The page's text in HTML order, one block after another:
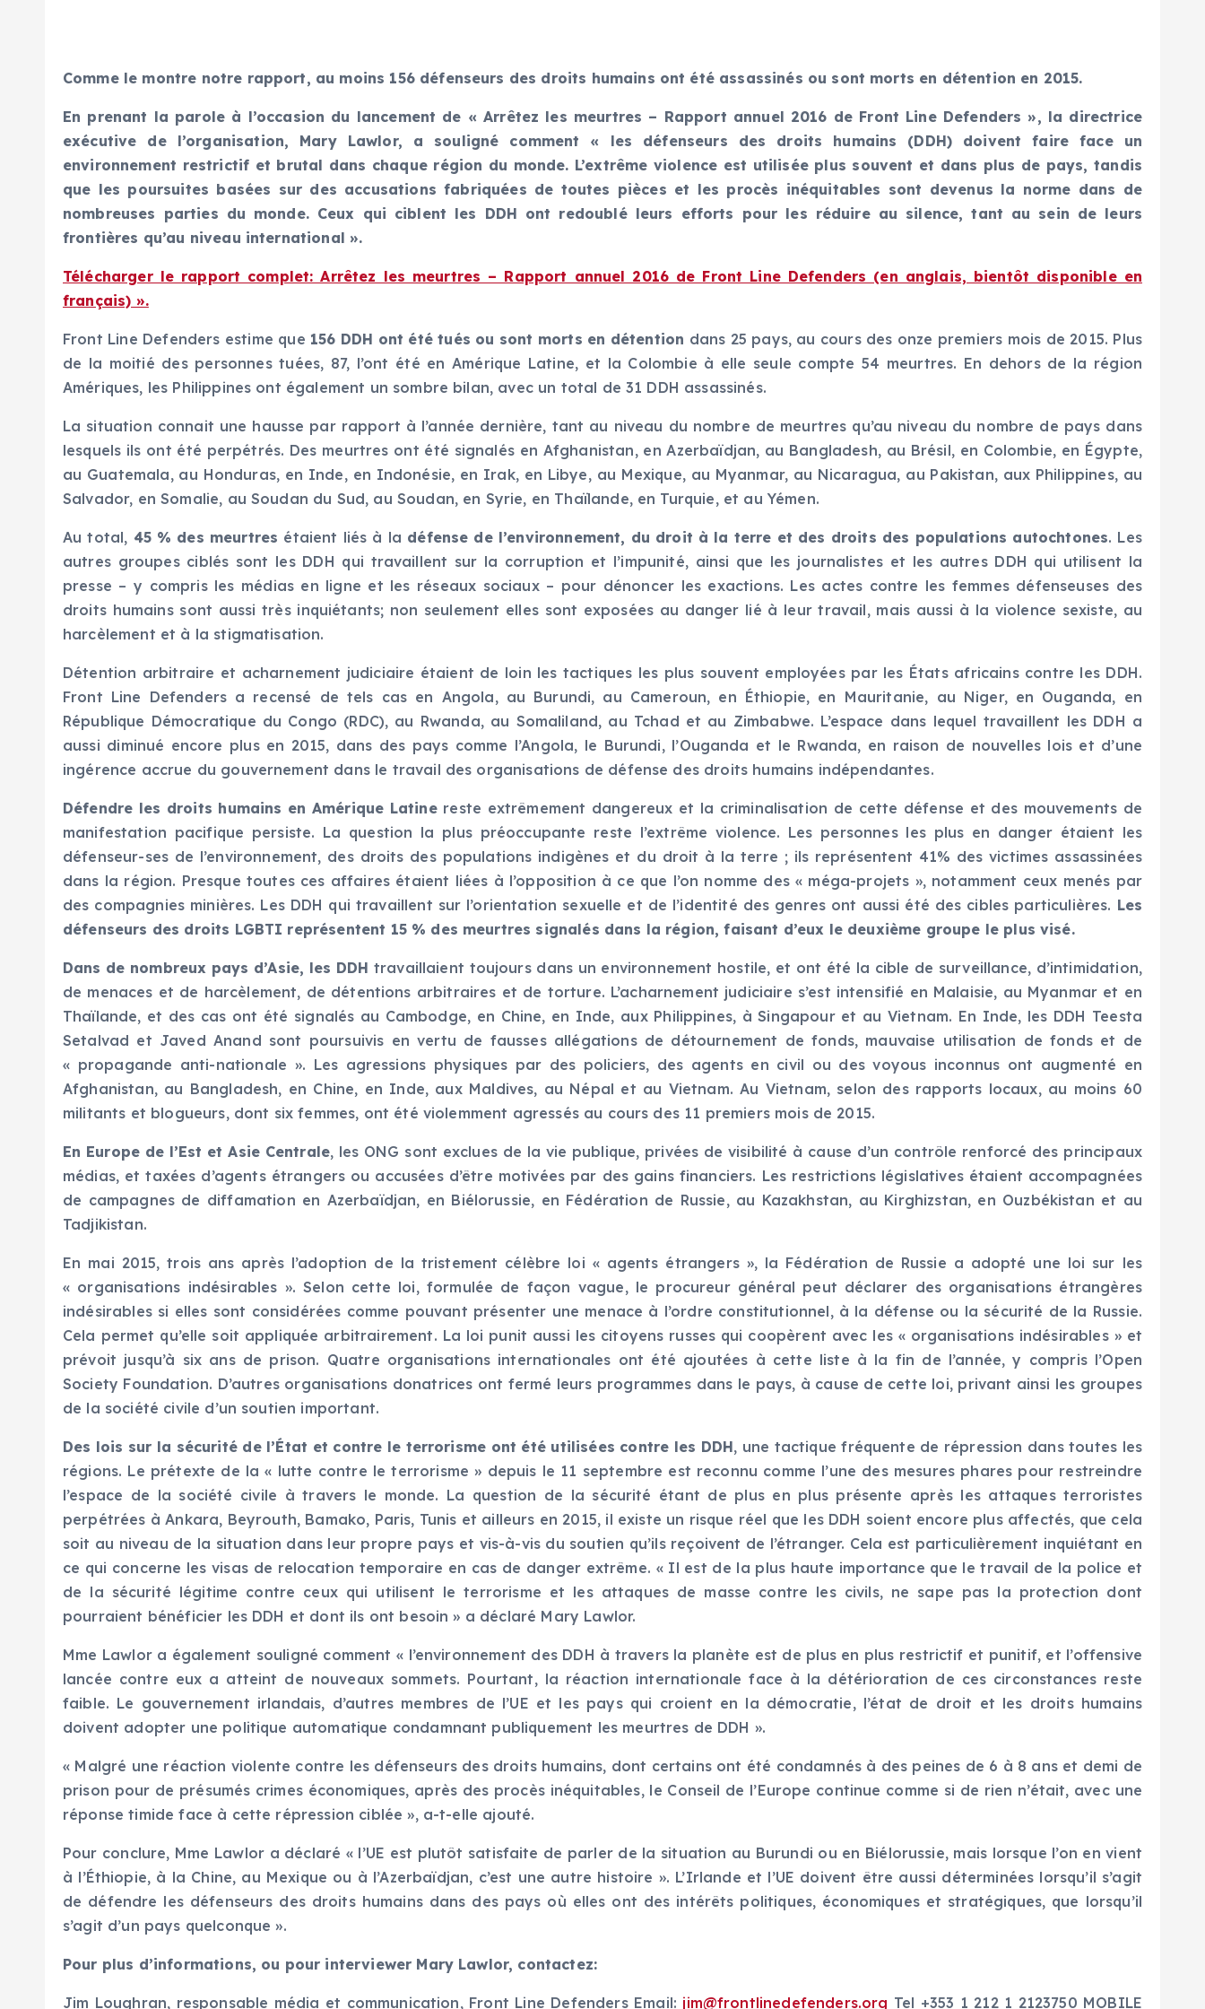
Comme le montre notre rapport, au moins 156 défenseurs des droits humains ont été assassinés ou sont morts en détention en 2015.
En prenant la parole à l’occasion du lancement de « Arrêtez les meurtres – Rapport annuel 2016 de Front Line Defenders », la directrice
exécutive de l’organisation, Mary Lawlor, a souligné comment « les défenseurs des droits humains (DDH) doivent faire face un
environnement restrictif et brutal dans chaque région du monde. L’extrême violence est utilisée plus souvent et dans plus de pays, tandis
que les poursuites basées sur des accusations fabriquées de toutes pièces et les procès inéquitables sont devenus la norme dans de
nombreuses parties du monde. Ceux qui ciblent les DDH ont redoublé leurs efforts pour les réduire au silence, tant au sein de leurs
frontières qu’au niveau international ».
Télécharger le rapport complet: Arrêtez les meurtres – Rapport annuel 2016 de Front Line Defenders (en anglais, bientôt disponible en
français) ».
Front Line Defenders estime que 156 DDH ont été tués ou sont morts en détention dans 25 pays, au cours des onze premiers mois de 2015. Plus
de la moitié des personnes tuées, 87, l’ont été en Amérique Latine, et la Colombie à elle seule compte 54 meurtres. En dehors de la région
Amériques, les Philippines ont également un sombre bilan, avec un total de 31 DDH assassinés.
La situation connait une hausse par rapport à l’année dernière, tant au niveau du nombre de meurtres qu’au niveau du nombre de pays dans
lesquels ils ont été perpétrés. Des meurtres ont été signalés en Afghanistan, en Azerbaïdjan, au Bangladesh, au Brésil, en Colombie, en Égypte,
au Guatemala, au Honduras, en Inde, en Indonésie, en Irak, en Libye, au Mexique, au Myanmar, au Nicaragua, au Pakistan, aux Philippines, au
Salvador, en Somalie, au Soudan du Sud, au Soudan, en Syrie, en Thaïlande, en Turquie, et au Yémen.
Au total, 45 % des meurtres étaient liés à la défense de l’environnement, du droit à la terre et des droits des populations autochtones. Les
autres groupes ciblés sont les DDH qui travaillent sur la corruption et l’impunité, ainsi que les journalistes et les autres DDH qui utilisent la
presse – y compris les médias en ligne et les réseaux sociaux – pour dénoncer les exactions. Les actes contre les femmes défenseuses des
droits humains sont aussi très inquiétants; non seulement elles sont exposées au danger lié à leur travail, mais aussi à la violence sexiste, au
harcèlement et à la stigmatisation.
Détention arbitraire et acharnement judiciaire étaient de loin les tactiques les plus souvent employées par les États africains contre les DDH.
Front Line Defenders a recensé de tels cas en Angola, au Burundi, au Cameroun, en Éthiopie, en Mauritanie, au Niger, en Ouganda, en
République Démocratique du Congo (RDC), au Rwanda, au Somaliland, au Tchad et au Zimbabwe. L’espace dans lequel travaillent les DDH a
aussi diminué encore plus en 2015, dans des pays comme l’Angola, le Burundi, l’Ouganda et le Rwanda, en raison de nouvelles lois et d’une
ingérence accrue du gouvernement dans le travail des organisations de défense des droits humains indépendantes.
Défendre les droits humains en Amérique Latinereste extrêmement dangereux et la criminalisation de cette défense et des mouvements de
manifestation pacifique persiste. La question la plus préoccupante reste l’extrême violence. Les personnes les plus en danger étaient les
défenseur-ses de l’environnement, des droits des populations indigènes et du droit à la terre ; ils représentent 41% des victimes assassinées
dans la région. Presque toutes ces affaires étaient liées à l’opposition à ce que l’on nomme des « méga-projets », notamment ceux menés par
des compagnies minières. Les DDH qui travaillent sur l’orientation sexuelle et de l’identité des genres ont aussi été des cibles particulières. Les
défenseurs des droits LGBTI représentent 15 % des meurtres signalés dans la région, faisant d’eux le deuxième groupe le plus visé.
Dans de nombreux pays d’Asie, les DDH travaillaient toujours dans un environnement hostile, et ont été la cible de surveillance, d’intimidation,
de menaces et de harcèlement, de détentions arbitraires et de torture. L’acharnement judiciaire s’est intensifié en Malaisie, au Myanmar et en
Thaïlande, et des cas ont été signalés au Cambodge, en Chine, en Inde, aux Philippines, à Singapour et au Vietnam. En Inde, les DDH Teesta
Setalvad et Javed Anand sont poursuivis en vertu de fausses allégations de détournement de fonds, mauvaise utilisation de fonds et de
« propagande anti-nationale ». Les agressions physiques par des policiers, des agents en civil ou des voyous inconnus ont augmenté en
Afghanistan, au Bangladesh, en Chine, en Inde, aux Maldives, au Népal et au Vietnam. Au Vietnam, selon des rapports locaux, au moins 60
militants et blogueurs, dont six femmes, ont été violemment agressés au cours des 11 premiers mois de 2015.
En Europe de l’Est et Asie Centrale, les ONG sont exclues de la vie publique, privées de visibilité à cause d’un contrôle renforcé des principaux
médias, et taxées d’agents étrangers ou accusées d’être motivées par des gains financiers. Les restrictions législatives étaient accompagnées
de campagnes de diffamation en Azerbaïdjan, en Biélorussie, en Fédération de Russie, au Kazakhstan, au Kirghizstan, en Ouzbékistan et au
Tadjikistan.
En mai 2015, trois ans après l’adoption de la tristement célèbre loi « agents étrangers », la Fédération de Russie a adopté une loi sur les
« organisations indésirables ». Selon cette loi, formulée de façon vague, le procureur général peut déclarer des organisations étrangères
indésirables si elles sont considérées comme pouvant présenter une menace à l’ordre constitutionnel, à la défense ou la sécurité de la Russie.
Cela permet qu’elle soit appliquée arbitrairement. La loi punit aussi les citoyens russes qui coopèrent avec les « organisations indésirables » et
prévoit jusqu’à six ans de prison. Quatre organisations internationales ont été ajoutées à cette liste à la fin de l’année, y compris l’Open
Society Foundation. D’autres organisations donatrices ont fermé leurs programmes dans le pays, à cause de cette loi, privant ainsi les groupes
de la société civile d’un soutien important.
Des lois sur la sécurité de l’État et contre le terrorisme ont été utilisées contre les DDH, une tactique fréquente de répression dans toutes les
régions. Le prétexte de la « lutte contre le terrorisme » depuis le 11 septembre est reconnu comme l’une des mesures phares pour restreindre
l’espace de la société civile à travers le monde. La question de la sécurité étant de plus en plus présente après les attaques terroristes
perpétrées à Ankara, Beyrouth, Bamako, Paris, Tunis et ailleurs en 2015, il existe un risque réel que les DDH soient encore plus affectés, que cela
soit au niveau de la situation dans leur propre pays et vis-à-vis du soutien qu’ils reçoivent de l’étranger. Cela est particulièrement inquiétant en
ce qui concerne les visas de relocation temporaire en cas de danger extrême. « Il est de la plus haute importance que le travail de la police et
de la sécurité légitime contre ceux qui utilisent le terrorisme et les attaques de masse contre les civils, ne sape pas la protection dont
pourraient bénéficier les DDH et dont ils ont besoin » a déclaré Mary Lawlor.
Mme Lawlor a également souligné comment « l’environnement des DDH à travers la planète est de plus en plus restrictif et punitif, et l’offensive
lancée contre eux a atteint de nouveaux sommets. Pourtant, la réaction internationale face à la détérioration de ces circonstances reste
faible. Le gouvernement irlandais, d’autres membres de l’UE et les pays qui croient en la démocratie, l’état de droit et les droits humains
doivent adopter une politique automatique condamnant publiquement les meurtres de DDH ».
« Malgré une réaction violente contre les défenseurs des droits humains, dont certains ont été condamnés à des peines de 6 à 8 ans et demi de
prison pour de présumés crimes économiques, après des procès inéquitables, le Conseil de l’Europe continue comme si de rien n’était, avec une
réponse timide face à cette répression ciblée », a-t-elle ajouté.
Pour conclure, Mme Lawlor a déclaré « l’UE est plutôt satisfaite de parler de la situation au Burundi ou en Biélorussie, mais lorsque l’on en vient
à l’Éthiopie, à la Chine, au Mexique ou à l’Azerbaïdjan, c’est une autre histoire ». L’Irlande et l’UE doivent être aussi déterminées lorsqu’il s’agit
de défendre les défenseurs des droits humains dans des pays où elles ont des intérêts politiques, économiques et stratégiques, que lorsqu’il
s’agit d’un pays quelconque ».
Pour plus d’informations, ou pour interviewer Mary Lawlor, contactez:
Jim Loughran, responsable média et communication, Front Line Defenders Email: jim@frontlinedefenders.org Tel +353 1 212 1 2123750 MOBILE